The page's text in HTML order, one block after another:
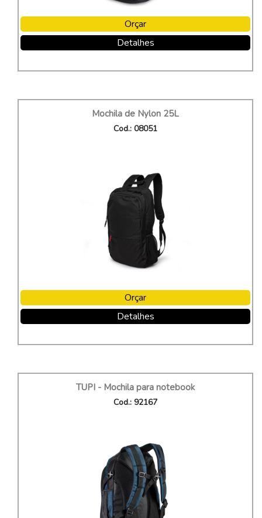
Orçar
Detalhes
Mochila de Nylon 25L
Cod.: 08051
Orçar
Detalhes
TUPI - Mochila para notebook
Cod.: 92167